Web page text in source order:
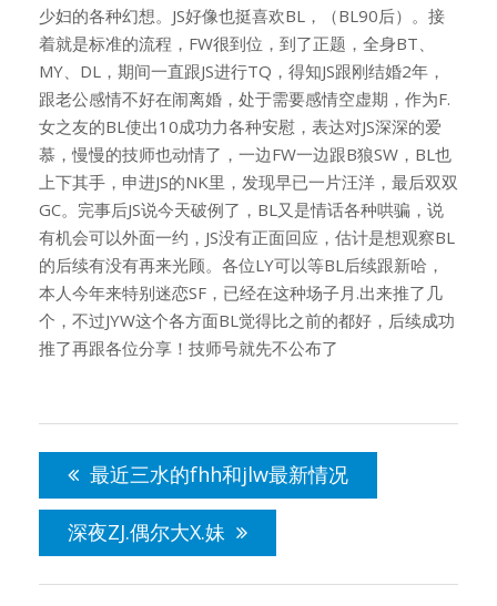
少妇的各种幻想。JS好像也挺喜欢BL，（BL90后）。接
着就是标准的流程，FW很到位，到了正题，全身BT、
MY、DL，期间一直跟JS进行TQ，得知JS跟刚结婚2年，
跟老公感情不好在闹离婚，处于需要感情空虚期，作为F.
女之友的BL使出10成功力各种安慰，表达对JS深深的爱
慕，慢慢的技师也动情了，一边FW一边跟B狼SW，BL也
上下其手，申进JS的NK里，发现早已一片汪洋，最后双双
GC。完事后JS说今天破例了，BL又是情话各种哄骗，说
有机会可以外面一约，JS没有正面回应，估计是想观察BL
的后续有没有再来光顾。各位LY可以等BL后续跟新哈，
本人今年来特别迷恋SF，已经在这种场子月.出来推了几
个，不过JYW这个各方面BL觉得比之前的都好，后续成功
推了再跟各位分享！技师号就先不公布了
导
航
最近三水的fhh和jlw最新情况
深夜ZJ.偶尔大X.妹